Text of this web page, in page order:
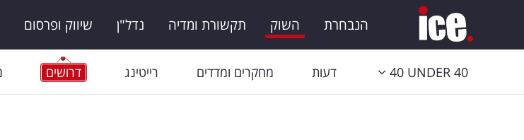
הנבחרת השוק תקשורת ומדיה נדל"ן שיווק ופרסום
40 UNDER 40 דעות מחקרים ומדדים רייטינג דרושים